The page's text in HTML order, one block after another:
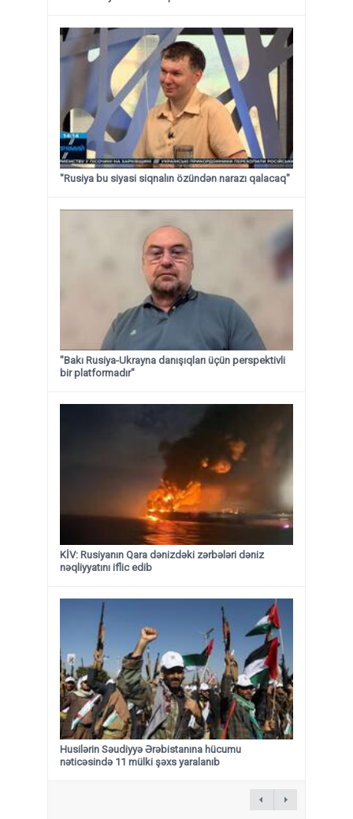
"Rusiya bu siyasi siqnalın özündən narazı qalacaq"
"Bakı Rusiya-Ukrayna danışıqları üçün perspektivli
bir platformadır"
KİV: Rusiyanın Qara dənizdəki zərbələri dəniz
nəqliyyatını iflic edib
Husilərin Səudiyyə Ərəbistanına hücumu
nəticəsində 11 mülki şəxs yaralanıb